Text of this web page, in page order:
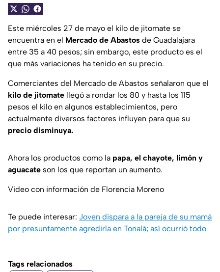
Este miércoles 27 de mayo el kilo de jitomate se
encuentra en el Mercado de Abastos de Guadalajara
entre 35 a 40 pesos; sin embargo, este producto es el
que más variaciones ha tenido en su precio.
Comerciantes del Mercado de Abastos señalaron que el
kilo de jitomate llegó a rondar los 80 y hasta los 115
pesos el kilo en algunos establecimientos, pero
actualmente diversos factores influyen para que su
precio disminuya.
Ahora los productos como la papa, el chayote, limón y
aguacate son los que reportan un aumento.
Video con información de Florencia Moreno
Te puede interesar: Joven dispara a la pareja de su mamá
por presuntamente agredirla en Tonalá; así ocurrió todo
Tags relacionados